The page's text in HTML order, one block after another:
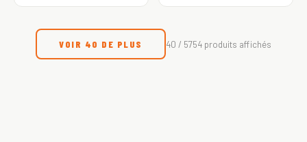
VOIR 40 DE PLUS 40 / 5754 produits affichés